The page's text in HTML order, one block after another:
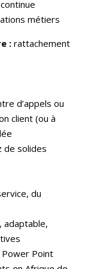
métiers
: rattachement
d’appels ou
client (ou à
de solides
du
adaptable,
Power Point